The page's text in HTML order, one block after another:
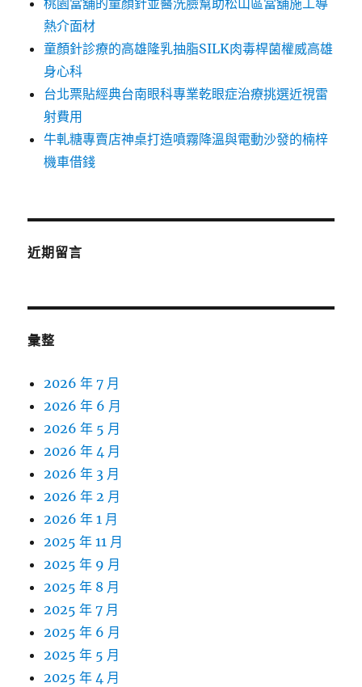
桃園當舖的童顏針並醫洗臉幫助松山區當舖施工導
熱介面材
童顏針診療的高雄隆乳抽脂SILK肉毒桿菌權威高雄
身心科
台北票貼經典台南眼科專業乾眼症治療挑選近視雷
射費用
牛軋糖專賣店神桌打造噴霧降溫與電動沙發的楠梓
機車借錢
近期留言
彙整
2026 年 7 月
2026 年 6 月
2026 年 5 月
2026 年 4 月
2026 年 3 月
2026 年 2 月
2026 年 1 月
2025 年 11 月
2025 年 9 月
2025 年 8 月
2025 年 7 月
2025 年 6 月
2025 年 5 月
2025 年 4 月